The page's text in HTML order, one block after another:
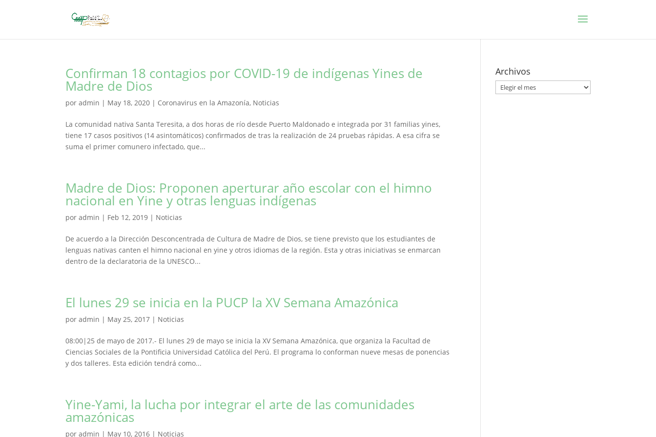
Confirman 18 contagios por COVID-19 de indígenas Yines de
Madre de Dios
poradmin | May 18, 2020 | Coronavirus en la Amazonía, Noticias
La comunidad nativa Santa Teresita, a dos horas de río desde Puerto Maldonado e integrada por 31 familias yines,
tiene 17 casos positivos (14 asintomáticos) confirmados de tras la realización de 24 pruebas rápidas. A esa cifra se
suma el primer comunero infectado, que...
Madre de Dios: Proponen aperturar año escolar con el himno
nacional en Yine y otras lenguas indígenas
poradmin | Feb 12, 2019 | Noticias
De acuerdo a la Dirección Desconcentrada de Cultura de Madre de Dios, se tiene previsto que los estudiantes de
lenguas nativas canten el himno nacional en yine y otros idiomas de la región. Esta y otras iniciativas se enmarcan
dentro de la declaratoria de la UNESCO...
El lunes 29 se inicia en la PUCP la XV Semana Amazónica
poradmin | May 25, 2017 | Noticias
08:00|25 de mayo de 2017.- El lunes 29 de mayo se inicia la XV Semana Amazónica, que organiza la Facultad de
Ciencias Sociales de la Pontificia Universidad Católica del Perú. El programa lo conforman nueve mesas de ponencias
y dos talleres. Esta edición tendrá como...
Yine-Yami, la lucha por integrar el arte de las comunidades
amazónicas
poradmin | May 10, 2016 | Noticias
Archivos
Archivos